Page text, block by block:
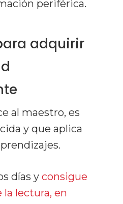
periférica.
adquirir
al maestro, es
y que aplica
días y consigue
lectura, en